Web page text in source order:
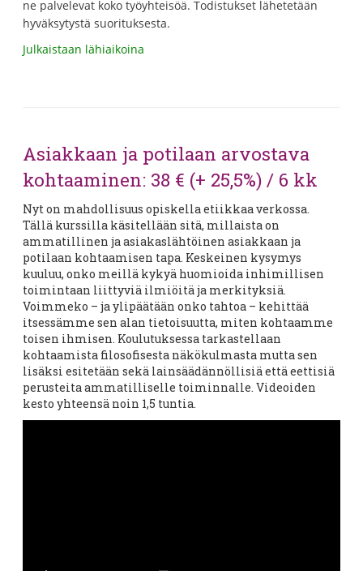
ne palvelevat koko työyhteisöä. Todistukset lähetetään
hyväksytystä suorituksesta.
Julkaistaan lähiaikoina
Asiakkaan ja potilaan arvostava
kohtaaminen: 38 € (+ 25,5%) / 6 kk
Nyt on mahdollisuus opiskella etiikkaa verkossa.
Tällä kurssilla käsitellään sitä, millaista on
ammatillinen ja asiakaslähtöinen asiakkaan ja
potilaan kohtaamisen tapa. Keskeinen kysymys
kuuluu, onko meillä kykyä huomioida inhimillisen
toimintaan liittyviä ilmiöitä ja merkityksiä.
Voimmeko – ja ylipäätään onko tahtoa – kehittää
itsessämme sen alan tietoisuutta, miten kohtaamme
toisen ihmisen. Koulutuksessa tarkastellaan
kohtaamista filosofisesta näkökulmasta mutta sen
lisäksi esitetään sekä lainsäädännöllisiä että eettisiä
perusteita ammatilliselle toiminnalle. Videoiden
kesto yhteensä noin 1,5 tuntia.